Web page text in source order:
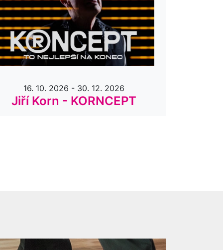
16. 10. 2026 - 30. 12. 2026
Jiří Korn - KORNCEPT